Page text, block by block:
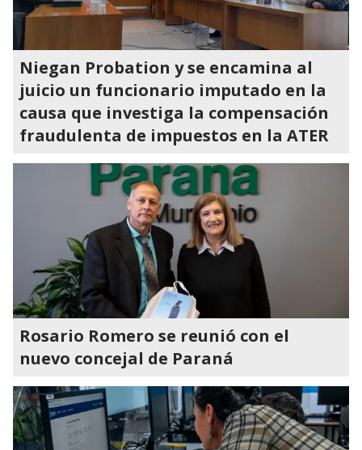
Niegan Probation y se encamina al
juicio un funcionario imputado en la
causa que investiga la compensación
fraudulenta de impuestos en la ATER
Rosario Romero se reunió con el
nuevo concejal de Paraná